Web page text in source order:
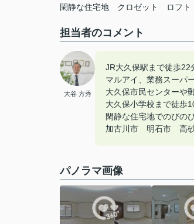
閑静な住宅地 クロゼット ロフト
担当者のコメント
大谷 方秀
JR大久保駅まで徒歩22
マルアイ、業務スーパ
大久保市民センターや
大久保小学校まで徒歩
閑静な住宅地でのびの
加古川市 明石市 高
パノラマ画像